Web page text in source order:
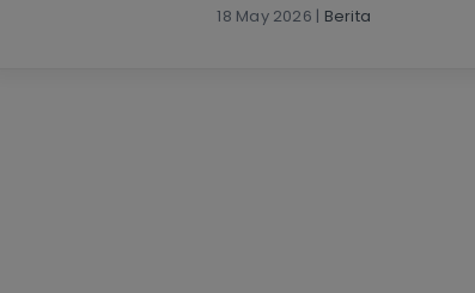
18 May 2026 | Berita